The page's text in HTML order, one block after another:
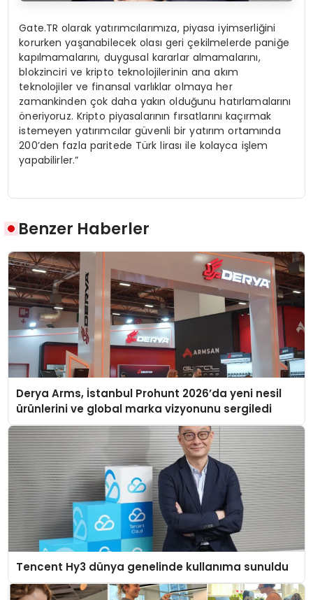
Gate.TR olarak yatırımcılarımıza, piyasa iyimserliğini
korurken yaşanabilecek olası geri çekilmelerde paniğe
kapılmamalarını, duygusal kararlar almamalarını,
blokzinciri ve kripto teknolojilerinin ana akım
teknolojiler ve finansal varlıklar olmaya her
zamankinden çok daha yakın olduğunu hatırlamalarını
öneriyoruz. Kripto piyasalarının fırsatlarını kaçırmak
istemeyen yatırımcılar güvenli bir yatırım ortamında
200’den fazla paritede Türk lirası ile kolayca işlem
yapabilirler.”
Benzer Haberler
Derya Arms, İstanbul Prohunt 2026’da yeni nesil
ürünlerini ve global marka vizyonunu sergiledi
Tencent Hy3 dünya genelinde kullanıma sunuldu